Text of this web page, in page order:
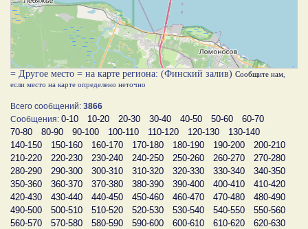
= Другое место = на карте региона: (Финский залив) Сообщите нам
если место на карте определено неточно
Всего сообщений: 3866
Сообщения: 0-10 10-20 20-30 30-40 40-50 50-60
60-70
70-80
80-90 90-100 100-110 110-120 120-130
130-140
140-150
150-160 160-170 170-180 180-190 190-200
200-210
210-220
220-230 230-240 240-250 250-260 260-270
270-280
280-290
290-300 300-310 310-320 320-330 330-340
340-350
350-360
360-370 370-380 380-390 390-400 400-410
410-420
420-430
430-440 440-450 450-460 460-470 470-480
480-490
490-500
500-510 510-520 520-530 530-540 540-550
550-560
560-570
570-580 580-590 590-600 600-610 610-620
620-630